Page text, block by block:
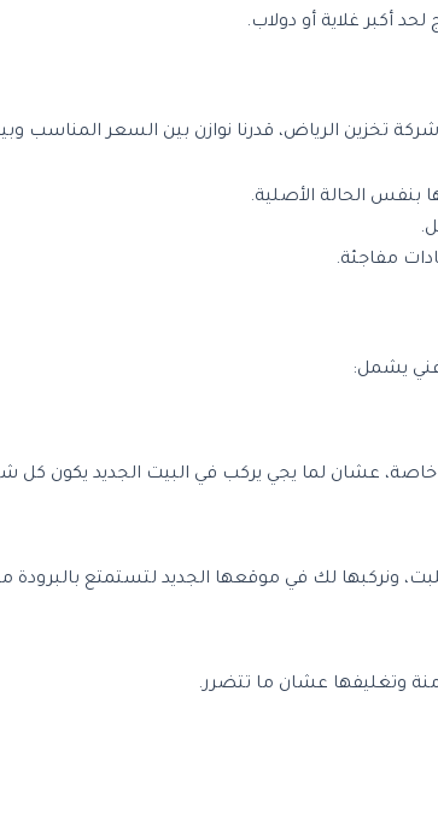
أكبر غلاية أو دولاب.
تخزين الرياض، قدرنا نوازن بين السعر المناسب
بنفس الحالة الأصلية.
مفاجئة.
يشمل:
عشان لما يجي يركب في البيت الجديد يكون كل
ونركبها لك في موقعها الجديد لتستمتع بالبرودة
وتغليفها عشان ما تتضرر.